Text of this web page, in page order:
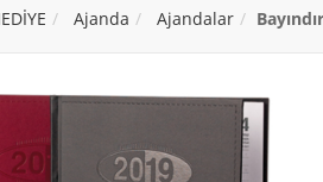
Ajanda Ajandalar